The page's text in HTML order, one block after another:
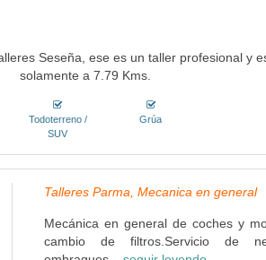
Seseña, ese es un taller profesional y
solamente a 7.79 Kms.
Todoterreno /
SUV
Grúa
Talleres Parma, Mecanica en general
Mecánica en general de coches y
cambio de filtros.Servicio de